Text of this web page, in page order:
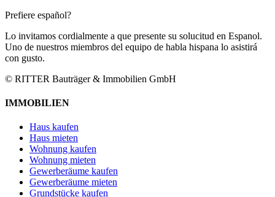
Prefiere español?
Lo invitamos cordialmente a que presente su solucitud en Espanol.
Uno de nuestros miembros del equipo de habla hispana lo asistirá
con gusto.
© RITTER Bauträger & Immobilien GmbH
IMMOBILIEN
Haus kaufen
Haus mieten
Wohnung kaufen
Wohnung mieten
Gewerberäume kaufen
Gewerberäume mieten
Grundstücke kaufen